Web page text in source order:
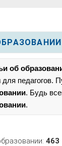
об
для педагогов.
. Будь
.
463